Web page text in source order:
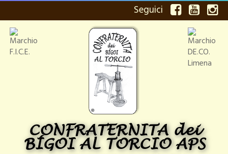
Seguici
CONFRATERNITA dei
BÍGOI AL TORCIO APS